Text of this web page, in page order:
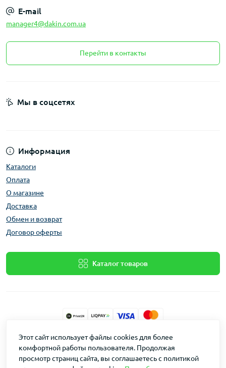
E-mail
manager4@dakin.com.ua
Перейти в контакты
Информация
Каталоги
Оплата
О магазине
Доставка
Обмен и возврат
Договор оферты
Каталог товаров
Мы в соцсетях
Dakin © 2026
Этот сайт использует файлы cookies для более
комфортной работы пользователя. Продолжая
просмотр страниц сайта, вы соглашаетесь с политикой